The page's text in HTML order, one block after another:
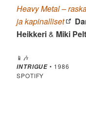
Heavy Metal –
ja kapinalliset
Heikkeri& Miki
📱🎶
INTRIGUE • 1986
SPOTIFY